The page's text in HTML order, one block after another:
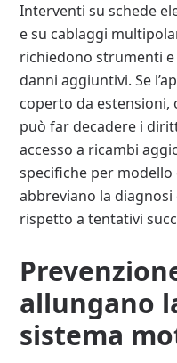
Interventi su schede
e su cablaggi
richiedono strumenti
danni aggiuntivi. Se
coperto da
può far decadere i
accesso a ricambi
specifiche per
abbreviano la
rispetto a tentativi
allungano
sistema